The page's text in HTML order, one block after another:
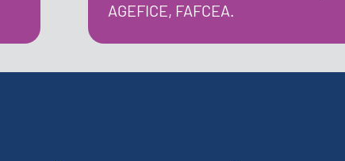
AGEFICE, FAFCEA.